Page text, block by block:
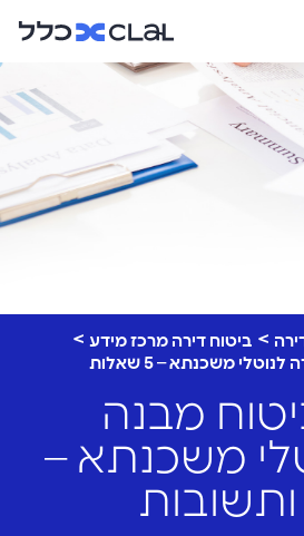
ביטוח דירה מרכז מידע
פוליסת ביטוח מבנה דירה לנוטלי משכנתא – 5 שאלות
מבנה
משכנתא –